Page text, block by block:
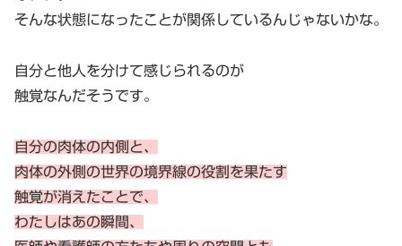
そんな状態になったことが関係しているんじゃないかな。
自分と他人を分けて感じられるのが
触覚なんだそうです。
自分の肉体の内側と、
肉体の外側の世界の境界線の役割を果たす
触覚が消えたことで、
わたしはあの瞬間、